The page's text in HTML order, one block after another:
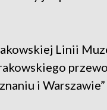
Linii
i